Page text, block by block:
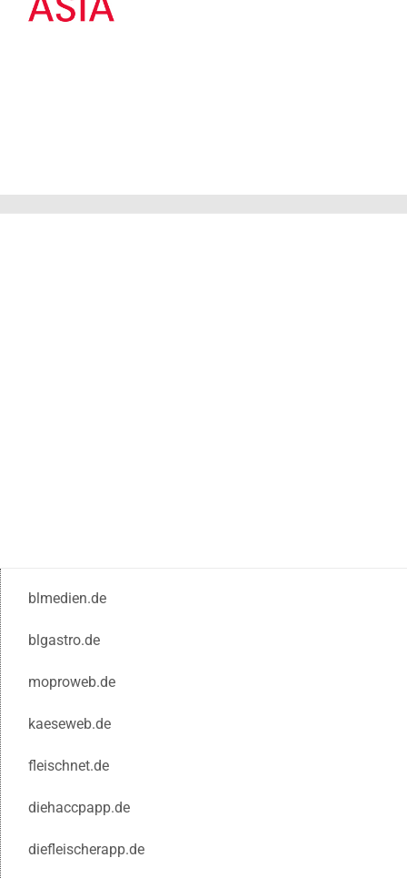
blmedien.de
blgastro.de
moproweb.de
kaeseweb.de
fleischnet.de
diehaccpapp.de
diefleischerapp.de